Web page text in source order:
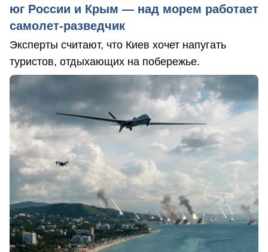
юг России и Крым — над морем работает
самолет-разведчик
Эксперты считают, что Киев хочет напугать
туристов, отдыхающих на побережье.